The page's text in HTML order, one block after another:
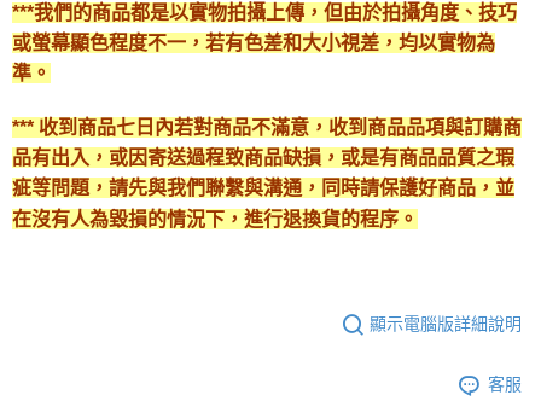
***我們的商品都是以實物拍攝上傳，但由於拍攝角度、技巧
或螢幕顯色程度不一，若有色差和大小視差，均以實物為
準。
*** 收到商品七日內若對商品不滿意，收到商品品項與訂購商
品有出入，或因寄送過程致商品缺損，或是有商品品質之瑕
疵等問題，請先與我們聯繫與溝通，同時請保護好商品，並
在沒有人為毀損的情況下，進行退換貨的程序。
顯示電腦版詳細說明
客服